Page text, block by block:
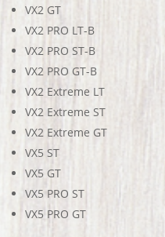
VX2 GT
VX2 PRO LT-B
VX2 PRO ST-B
VX2 PRO GT-B
VX2 Extreme LT
VX2 Extreme ST
VX2 Extreme GT
VX5 ST
VX5 GT
VX5 PRO ST
VX5 PRO GT